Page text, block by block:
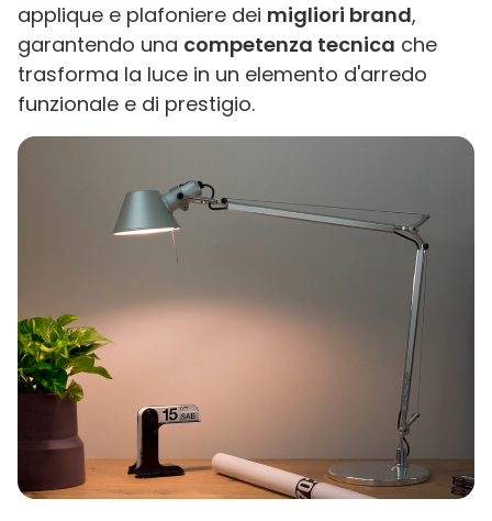
applique e plafoniere dei migliori brand,
garantendo una competenza tecnica che
trasforma la luce in un elemento d'arredo
funzionale e di prestigio.